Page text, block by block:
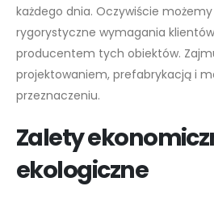
każdego dnia. Oczywiście
rygorystyczne wymagania
producentem tych obiektów.
projektowaniem, prefabrykacją i
przeznaczeniu.
Zalety
ekologiczne